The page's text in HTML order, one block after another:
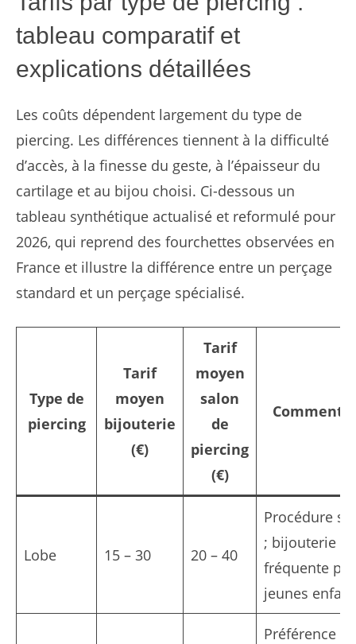
tableau comparatif et
explications détaillées
Les coûts dépendent largement du type de
piercing. Les différences tiennent à la difficulté
d’accès, à la finesse du geste, à l’épaisseur du
cartilage et au bijou choisi. Ci-dessous un
tableau synthétique actualisé et reformulé pour
2026, qui reprend des fourchettes observées en
France et illustre la différence entre un perçage
standard et un perçage spécialisé.
Type de
piercing
Tarif
moyen
bijouterie
(€)
Tarif
moyen
salon
de
piercing
(€)
Lobe 15 – 30 20 – 40
Procédure
; bijouterie
fréquente
jeunes
Préférence